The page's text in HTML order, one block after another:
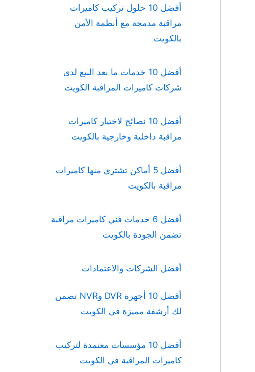
أفضل 10 حلول تركيب كاميرات
مراقبة مدمجة مع أنظمة الأمن
بالكويت
أفضل 10 خدمات ما بعد البيع لدى
شركات كاميرات المراقبة الكويت
أفضل 10 نصائح لاختيار كاميرات
مراقبة داخلية وخارجية بالكويت
أفضل 5 أماكن تشتري منها كاميرات
مراقبة بالكويت
أفضل 6 خدمات فني كاميرات مراقبة
تضمن الجودة بالكويت
أفضل الشركات والاعتمادات
أفضل 10 أجهزة DVR وNVR تضمن
لك أرشفة مميزة في الكويت
أفضل 10 مؤسسات معتمدة لتركيب
كاميرات المراقبة في الكويت